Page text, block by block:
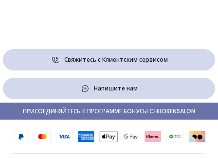
Свяжитесь с Клиентским сервисом
Напишите нам
ПРИСОЕДИНЯЙТЕСЬ К ПРОГРАММЕ БОНУСЫ CHILDRENSALON